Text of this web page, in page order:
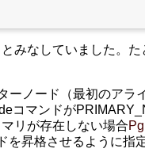
みなしていました。た
ノード（最初のアラ
コマンドが
リが存在しない場合
昇格させるように指